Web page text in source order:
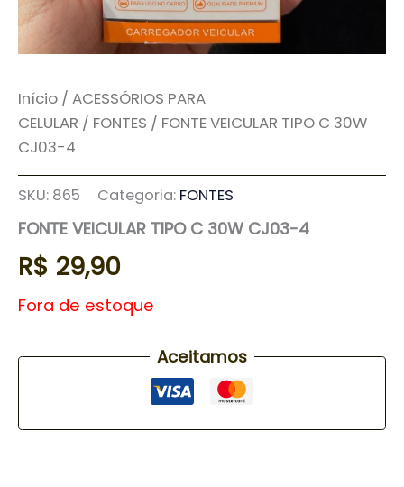
Início / ACESSÓRIOS PARA
CELULAR / FONTES / FONTE VEICULAR TIPO C 30W
CJ03-4
SKU: 865 Categoria: FONTES
FONTE VEICULAR TIPO C 30W CJ03-4
R$ 29,90
Fora de estoque
Aceitamos